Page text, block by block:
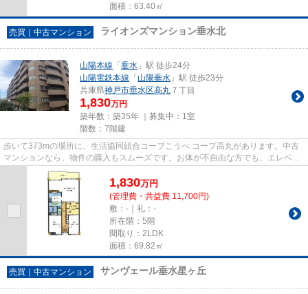
面積：63.40㎡
売買｜中古マンション ライオンズマンション垂水北
山陽本線 「 垂水 」駅 徒歩24分
山陽電鉄本線 「 山陽垂水 」駅 徒歩23分
兵庫県神戸市垂水区高丸 ７丁目
1,830万円
築年数：築35年 ｜募集中： 1室
階数：7階建
歩いて373mの場所に、生活協同組合コープこうべ コープ高丸があります。中古
マンションなら、物件の購入もスムーズです。お体が不自由な方でも、エレベー
ター付きの物件なので昇り降り...
1,830万円
(管理費・共益費 11,700円)
敷：-｜礼：-
所在階：5階
間取り：2LDK
面積：69.82㎡
売買｜中古マンション サンヴェール垂水星ヶ丘